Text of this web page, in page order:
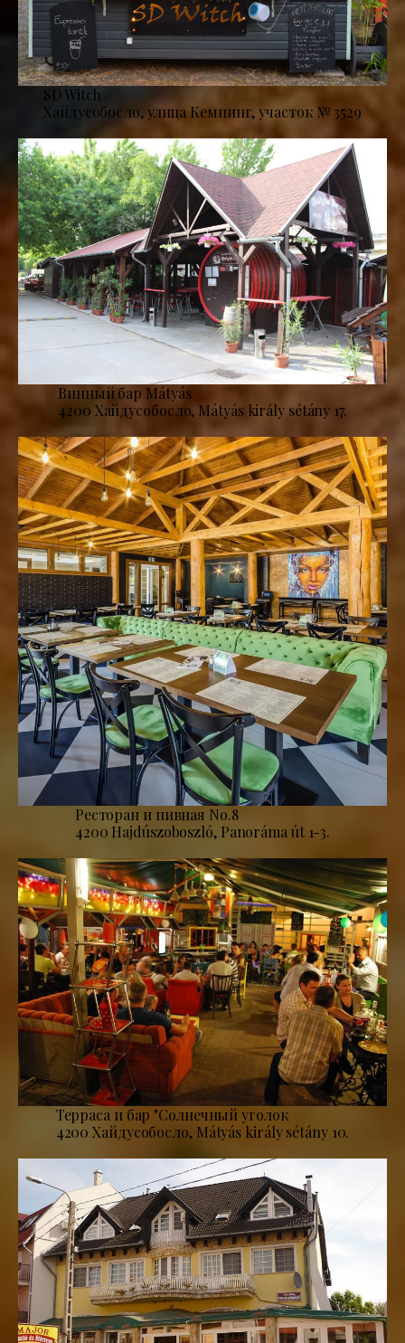
SD Witch
Хайдусобосло, улица Кемпинг, участок № 3529
Винный бар Mátyás
4200 Хайдусобосло, Mátyás király sétány 17.
Ресторан и пивная No.8
4200 Hajdúszoboszló, Panoráma út 1-3.
Терраса и бар "Солнечный уголок
4200 Хайдусобосло, Mátyás király sétány 10.